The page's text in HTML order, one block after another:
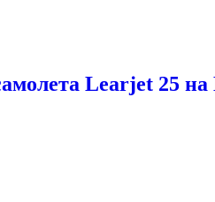
Learjet 25